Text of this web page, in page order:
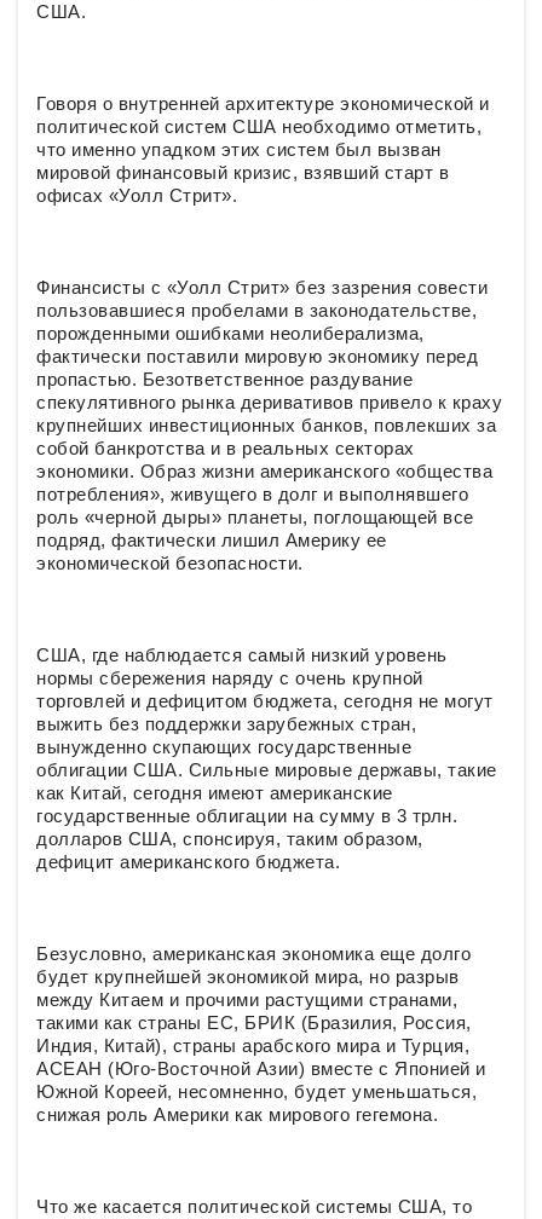
США.
Говоря о внутренней архитектуре экономической и
политической систем США необходимо отметить,
что именно упадком этих систем был вызван
мировой финансовый кризис, взявший старт в
офисах «Уолл Стрит».
Финансисты с «Уолл Стрит» без зазрения совести
пользовавшиеся пробелами в законодательстве,
порожденными ошибками неолиберализма,
фактически поставили мировую экономику перед
пропастью. Безответственное раздувание
спекулятивного рынка деривативов привело к краху
крупнейших инвестиционных банков, повлекших за
собой банкротства и в реальных секторах
экономики. Образ жизни американского «общества
потребления», живущего в долг и выполнявшего
роль «черной дыры» планеты, поглощающей все
подряд, фактически лишил Америку ее
экономической безопасности.
США, где наблюдается самый низкий уровень
нормы сбережения наряду с очень крупной
торговлей и дефицитом бюджета, сегодня не могут
выжить без поддержки зарубежных стран,
вынужденно скупающих государственные
облигации США. Сильные мировые державы, такие
как Китай, сегодня имеют американские
государственные облигации на сумму в 3 трлн.
долларов США, спонсируя, таким образом,
дефицит американского бюджета.
Безусловно, американская экономика еще долго
будет крупнейшей экономикой мира, но разрыв
между Китаем и прочими растущими странами,
такими как страны ЕС, БРИК (Бразилия, Россия,
Индия, Китай), страны арабского мира и Турция,
АСЕАН (Юго-Восточной Азии) вместе с Японией и
Южной Кореей, несомненно, будет уменьшаться,
снижая роль Америки как мирового гегемона.
Что же касается политической системы США, то